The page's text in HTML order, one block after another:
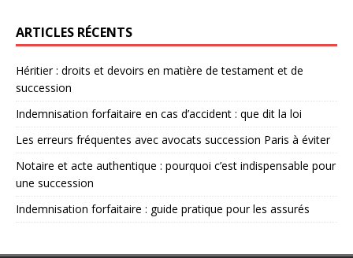
ARTICLES RÉCENTS
Héritier : droits et devoirs en matière de testament et de
succession
Indemnisation forfaitaire en cas d’accident : que dit la loi
Les erreurs fréquentes avec avocats succession Paris à éviter
Notaire et acte authentique : pourquoi c’est indispensable pour
une succession
Indemnisation forfaitaire : guide pratique pour les assurés